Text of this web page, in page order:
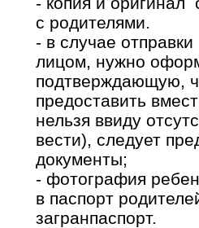
с родителями.
- в случае
лицом, нужно
подтверждающую,
предоставить
нельзя ввиду
вести), следует
документы;
- фотография
в паспорт
загранпаспорт.